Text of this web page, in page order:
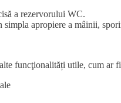
a rezervorului WC.
simpla apropiere a mâinii,
funcţionalități utile, cum ar